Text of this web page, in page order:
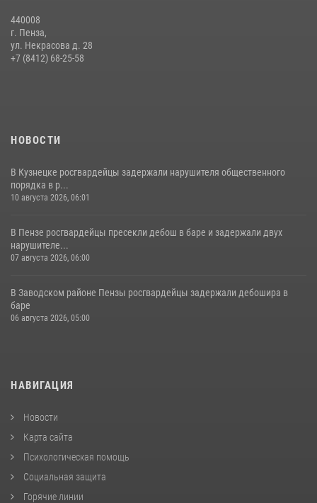
Росгвардия обеспечила безопасность праздничных мероприятий в
День ВДВ в Пензе
440008
г. Пенза,
ул. Некрасова д. 28
+7 (8412) 68-25-58
НОВОСТИ
В Кузнецке росгвардейцы задержали нарушителя общественного
порядка в р...
10 августа 2026, 06:01
В Пензе росгвардейцы пресекли дебош в баре и задержали двух
нарушителе...
07 августа 2026, 06:00
В Заводском районе Пензы росгвардейцы задержали дебошира в
баре
06 августа 2026, 05:00
НАВИГАЦИЯ
Новости
Карта сайта
Психологическая помощь
Социальная защита
Горячие линии